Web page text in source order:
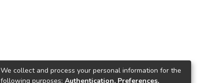
We collect and process your personal information for the
following purposes: Authentication, Preferences,